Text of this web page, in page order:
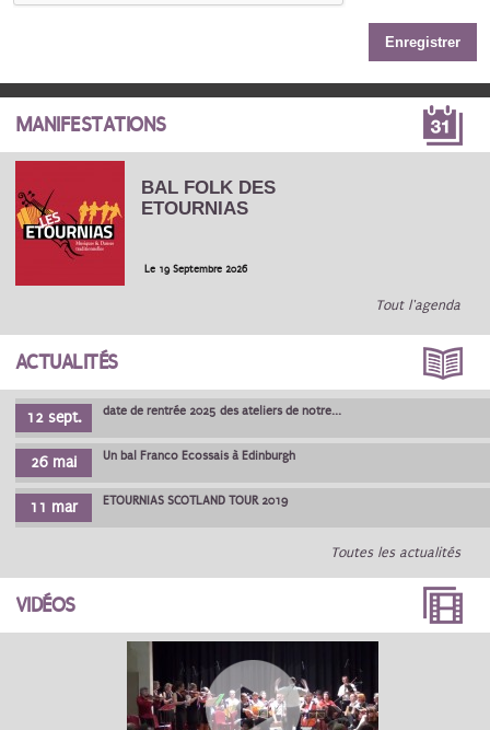
MANIFESTATIONS
BAL FOLK DES
ETOURNIAS
Le 19 Septembre 2026
Tout l'agenda
ACTUALITÉS
12 sept. date de rentrée 2025 des ateliers de notre...
26 mai Un bal Franco Ecossais à Edinburgh
11 mar ETOURNIAS SCOTLAND TOUR 2019
Toutes les actualités
VIDÉOS